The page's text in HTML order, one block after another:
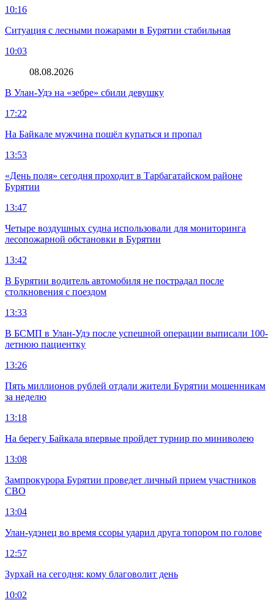
10:16
Ситуация с лесными пожарами в Бурятии стабильная
10:03
08.08.2026
В Улан-Удэ на «зебре» сбили девушку
17:22
На Байкале мужчина пошёл купаться и пропал
13:53
«День поля» сегодня проходит в Тарбагатайском районе
Бурятии
13:47
Четыре воздушных судна использовали для мониторинга
лесопожарной обстановки в Бурятии
13:42
В Бурятии водитель автомобиля не пострадал после
столкновения с поездом
13:33
В БСМП в Улан-Удэ после успешной операции выписали 100-
летнюю пациентку
13:26
Пять миллионов рублей отдали жители Бурятии мошенникам
за неделю
13:18
На берегу Байкала впервые пройдет турнир по миниволею
13:08
Зампрокурора Бурятии проведет личный прием участников
СВО
13:04
Улан-удэнец во время ссоры ударил друга топором по голове
12:57
Зурхай на сегодня: кому благоволит день
10:02